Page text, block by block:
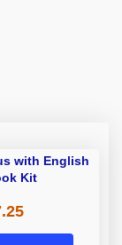
with English
Kit